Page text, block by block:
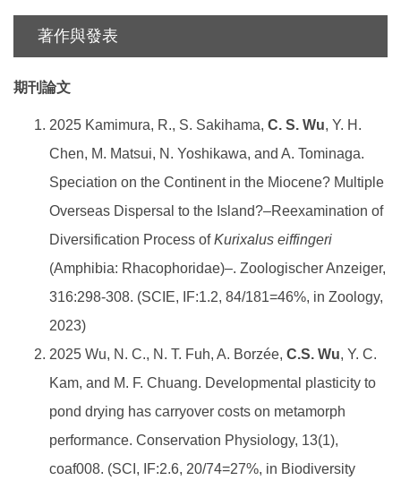
著作與發表
期刊論文
2025 Kamimura, R., S. Sakihama, C. S. Wu, Y. H.
Chen, M. Matsui, N. Yoshikawa, and A. Tominaga.
Speciation on the Continent in the Miocene? Multiple
Overseas Dispersal to the Island?–Reexamination of
Diversification Process ofKurixalus eiffingeri
(Amphibia: Rhacophoridae)–. Zoologischer Anzeiger,
316:298-308. (SCIE, IF:1.2, 84/181=46%, in Zoology,
2023)
2025 Wu, N. C., N. T. Fuh, A. Borzée, C.S. Wu, Y. C.
Kam, and M. F. Chuang. Developmental plasticity to
pond drying has carryover costs on metamorph
performance. Conservation Physiology, 13(1),
coaf008. (SCI, IF:2.6, 20/74=27%, in Biodiversity